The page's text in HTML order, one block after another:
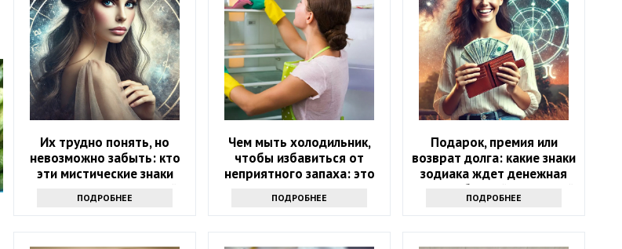
Их трудно понять, но
невозможно забыть: кто
эти мистические знаки
зодиака — хранители тайн
ПОДРОБНЕЕ
Чем мыть холодильник,
чтобы избавиться от
неприятного запаха: это
ПОДРОБНЕЕ
Подарок, премия или
возврат долга: какие знаки
зодиака ждет денежная
удача в ближайшие 5 дней
ПОДРОБНЕЕ